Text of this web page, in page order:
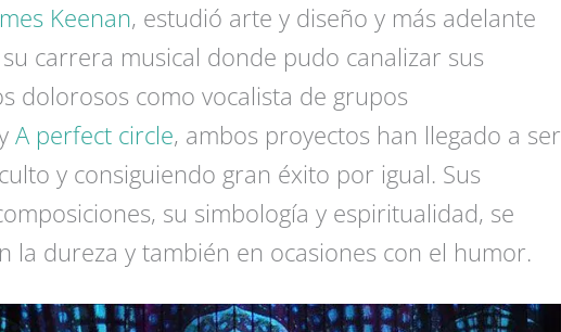
Keenan, estudió arte y diseño y más adelante
carrera musical donde pudo canalizar sus
dolorosos como vocalista de grupos
A perfect circle, ambos proyectos han llegado a ser
y consiguiendo gran éxito por igual. Sus
su simbología y espiritualidad, se
la dureza y también en ocasiones con el humor.